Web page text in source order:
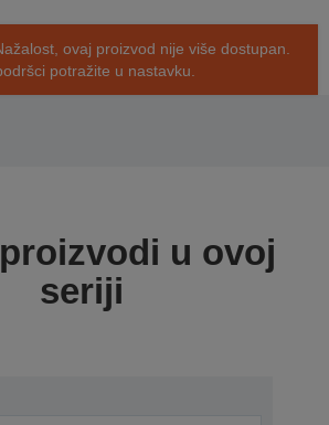
ovaj proizvod nije više dostupan.
potražite u nastavku.
u ovoj
seriji